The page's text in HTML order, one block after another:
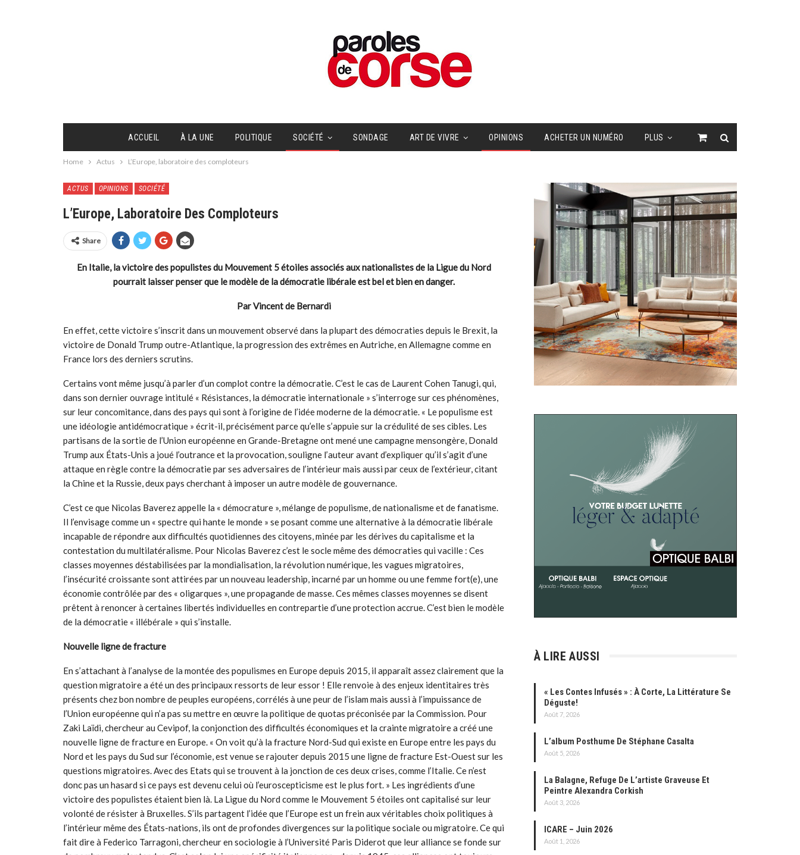
ACCUEIL À LA UNE POLITIQUE SOCIÉTÉ SONDAGE ART DE VIVRE OPINIONS ACHETER UN NUMÉRO PLUS
Home Actus L’Europe, laboratoire des comploteurs
ACTUS OPINIONS SOCIÉTÉ
L’Europe, Laboratoire Des Comploteurs
Share
En Italie, la victoire des populistes du Mouvement 5 étoiles associés aux nationalistes de la Ligue du Nord
pourrait laisser penser que le modèle de la démocratie libérale est bel et bien en danger.
Par Vincent de Bernardi
En effet, cette victoire s’inscrit dans un mouvement observé dans la plupart des démocraties depuis le Brexit, la
victoire de Donald Trump outre-Atlantique, la progression des extrêmes en Autriche, en Allemagne comme en
France lors des derniers scrutins.
Certains vont même jusqu’à parler d’un complot contre la démocratie. C’est le cas de Laurent Cohen Tanugi, qui,
dans son dernier ouvrage intitulé « Résistances, la démocratie internationale » s’interroge sur ces phénomènes,
sur leur concomitance, dans des pays qui sont à l’origine de l’idée moderne de la démocratie. « Le populisme est
une idéologie antidémocratique » écrit-il, précisément parce qu’elle s’appuie sur la crédulité de ses cibles. Les
partisans de la sortie de l’Union européenne en Grande-Bretagne ont mené une campagne mensongère, Donald
Trump aux États-Unis a joué l’outrance et la provocation, souligne l’auteur avant d’expliquer qu’il s’agit d’une
attaque en règle contre la démocratie par ses adversaires de l’intérieur mais aussi par ceux de l’extérieur, citant
la Chine et la Russie, deux pays cherchant à imposer un autre modèle de gouvernance.
C’est ce que Nicolas Baverez appelle la « démocrature », mélange de populisme, de nationalisme et de fanatisme.
Il l’envisage comme un « spectre qui hante le monde » se posant comme une alternative à la démocratie libérale
incapable de répondre aux difficultés quotidiennes des citoyens, minée par les dérives du capitalisme et la
contestation du multilatéralisme. Pour Nicolas Baverez c’est le socle même des démocraties qui vacille : Ces
classes moyennes déstabilisées par la mondialisation, la révolution numérique, les vagues migratoires,
l’insécurité croissante sont attirées par un nouveau leadership, incarné par un homme ou une femme fort(e), une
économie contrôlée par des « oligarques », une propagande de masse. Ces mêmes classes moyennes se disent
prêtent à renoncer à certaines libertés individuelles en contrepartie d’une protection accrue. C’est bien le modèle
de la démocratie « illébérale » qui s’installe.
Nouvelle ligne de fracture
En s’attachant à l’analyse de la montée des populismes en Europe depuis 2015, il apparaît assez clairement que la
question migratoire a été un des principaux ressorts de leur essor ! Elle renvoie à des enjeux identitaires très
présents chez bon nombre de peuples européens, corrélés à une peur de l’islam mais aussi à l’impuissance de
l’Union européenne qui n’a pas su mettre en œuvre la politique de quotas préconisée par la Commission. Pour
Zaki Laïdi, chercheur au Cevipof, la conjonction des difficultés économiques et la crainte migratoire a créé une
nouvelle ligne de fracture en Europe. « On voit qu’à la fracture Nord-Sud qui existe en Europe entre les pays du
Nord et les pays du Sud sur l’économie, est venue se rajouter depuis 2015 une ligne de fracture Est-Ouest sur les
questions migratoires. Avec des Etats qui se trouvent à la jonction de ces deux crises, comme l’Italie. Ce n’est
donc pas un hasard si ce pays est devenu celui où l’euroscepticisme est le plus fort. » Les ingrédients d’une
victoire des populistes étaient bien là. La Ligue du Nord comme le Mouvement 5 étoiles ont capitalisé sur leur
volonté de résister à Bruxelles. S’ils partagent l’idée que l’Europe est un frein aux véritables choix politiques à
l’intérieur même des États-nations, ils ont de profondes divergences sur la politique sociale ou migratoire. Ce qui
fait dire à Federico Tarragoni, chercheur en sociologie à l’Université Paris Diderot que leur alliance se fonde sur
À LIRE AUSSI
« Les Contes Infusés » : À Corte, La Littérature Se
Déguste!
Août 7, 2026
L’album Posthume De Stéphane Casalta
Août 5, 2026
La Balagne, Refuge De L’artiste Graveuse Et
Peintre Alexandra Corkish
Août 3, 2026
ICARE – Juin 2026
Août 1, 2026